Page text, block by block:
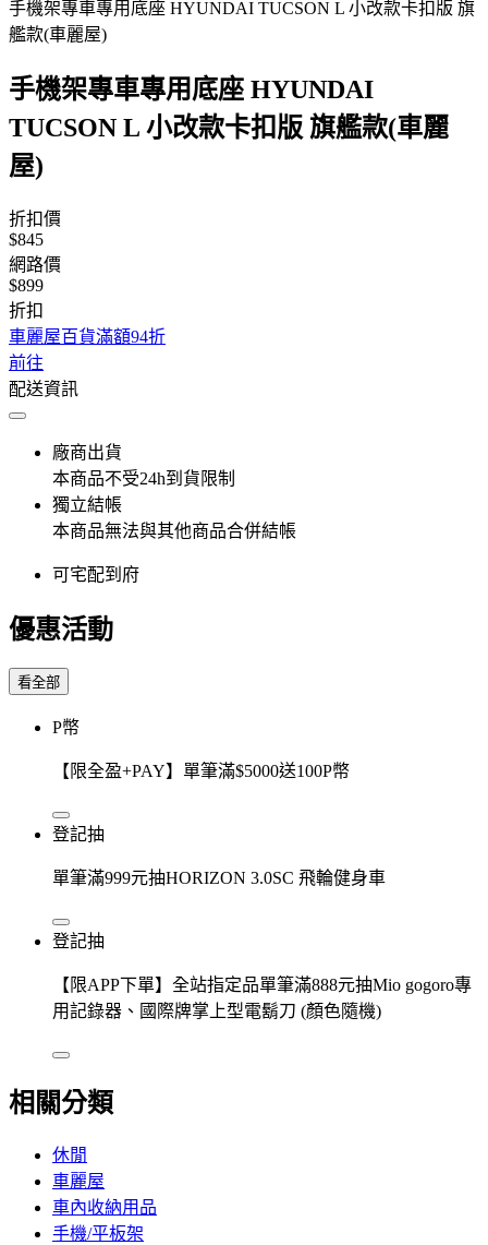
手機架專車專用底座 HYUNDAI TUCSON L 小改款卡扣版 旗
艦款(車麗屋)
手機架專車專用底座 HYUNDAI
TUCSON L 小改款卡扣版 旗艦款(車麗
屋)
折扣價
$845
網路價
$899
折扣
車麗屋百貨滿額94折
前往
配送資訊
廠商出貨
本商品不受24h到貨限制
獨立結帳
本商品無法與其他商品合併結帳
可宅配到府
優惠活動
看全部
P幣
【限全盈+PAY】單筆滿$5000送100P幣
登記抽
單筆滿999元抽HORIZON 3.0SC 飛輪健身車
登記抽
【限APP下單】全站指定品單筆滿888元抽Mio gogoro專
用記錄器、國際牌掌上型電鬍刀 (顏色隨機)
相關分類
休閒
車麗屋
車內收納用品
手機/平板架